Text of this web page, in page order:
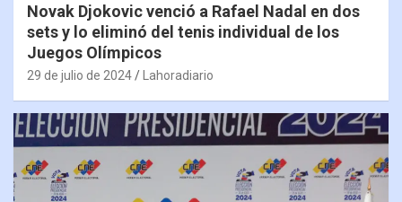
Novak Djokovic venció a Rafael Nadal en dos
sets y lo eliminó del tenis individual de los
Juegos Olímpicos
29 de julio de 2024 Lahoradiario